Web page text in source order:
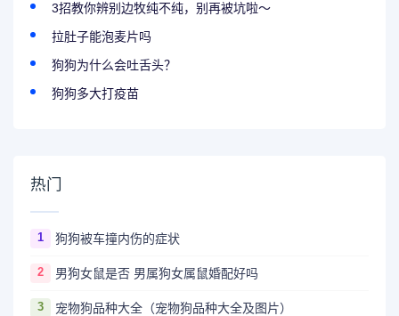
3招教你辨别边牧纯不纯，别再被坑啦～
拉肚子能泡麦片吗
狗狗为什么会吐舌头？
狗狗多大打疫苗
热门
1 狗狗被车撞内伤的症状
2 男狗女鼠是否 男属狗女属鼠婚配好吗
3 宠物狗品种大全（宠物狗品种大全及图片）